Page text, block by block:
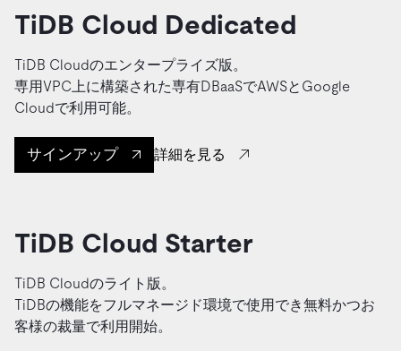
TiDB Cloud Dedicated
TiDB Cloudのエンタープライズ版。
専用VPC上に構築された専有DBaaSでAWSとGoogle
Cloudで利用可能。
サインアップ 詳細を見る
TiDB Cloud Starter
TiDB Cloudのライト版。
TiDBの機能をフルマネージド環境で使用でき無料かつお
客様の裁量で利用開始。